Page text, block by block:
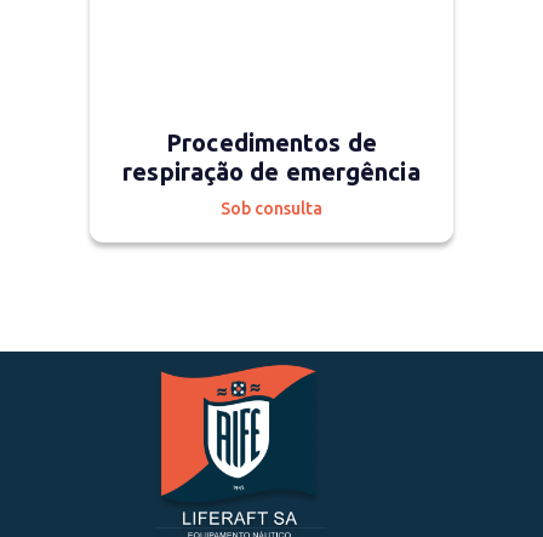
Procedimentos de
respiração de emergência
Sob consulta